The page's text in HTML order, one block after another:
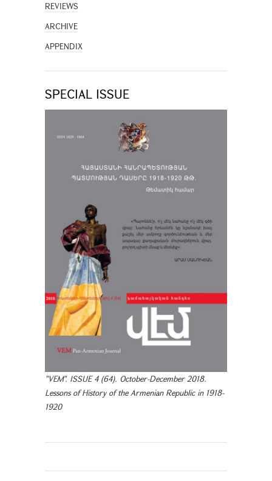
REVIEWS
ARCHIVE
APPENDIX
SPECIAL ISSUE
"VEM". ISSUE 4 (64). October-December 2018.
Lessons of History of the Armenian Republic in 1918-
1920